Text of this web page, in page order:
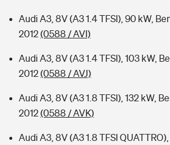
Audi A3, 8V (A3 1.4 TFSI), 90 kW,
2012(0588 / AVI)
Audi A3, 8V (A3 1.4 TFSI), 103 kW,
2012(0588 / AVJ)
Audi A3, 8V (A3 1.8 TFSI), 132 kW,
2012(0588 / AVK)
Audi A3, 8V (A3 1.8 TFSI QUATTRO),